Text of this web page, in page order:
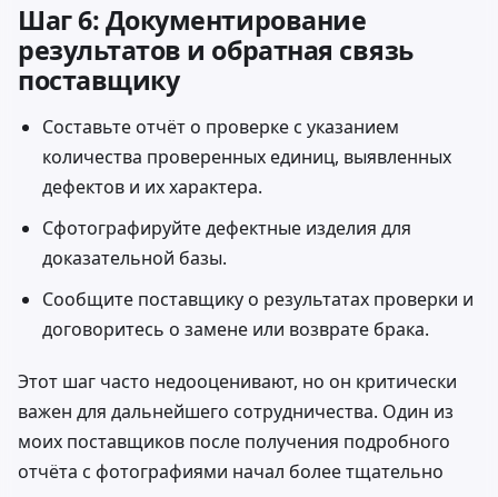
Шаг 6: Документирование
результатов и обратная связь
поставщику
Составьте отчёт о проверке с указанием
количества проверенных единиц, выявленных
дефектов и их характера.
Сфотографируйте дефектные изделия для
доказательной базы.
Сообщите поставщику о результатах проверки и
договоритесь о замене или возврате брака.
Этот шаг часто недооценивают, но он критически
важен для дальнейшего сотрудничества. Один из
моих поставщиков после получения подробного
отчёта с фотографиями начал более тщательно